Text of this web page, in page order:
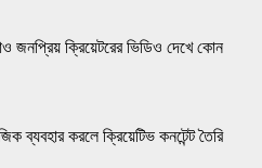
ক্রিয়েটরের ভিডিও দেখে কোন
ব্যবহার করলে ক্রিয়েটিভ কনটেন্ট তৈরি